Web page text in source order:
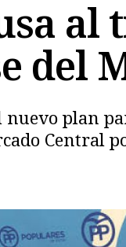
del
nuevo plan
Central